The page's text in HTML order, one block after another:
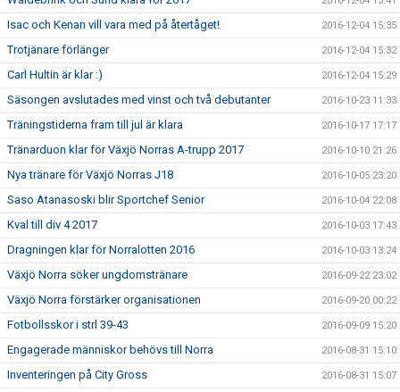
Isac och Kenan vill vara med på återtåget! 2016-12-04 15:35
Trotjänare förlänger 2016-12-04 15:32
Carl Hultin är klar :) 2016-12-04 15:29
Säsongen avslutades med vinst och två debutanter 2016-10-23 11:33
Träningstiderna fram till jul är klara 2016-10-17 17:17
Tränarduon klar för Växjö Norras A-trupp 2017 2016-10-10 21:26
Nya tränare för Växjö Norras J18 2016-10-05 23:20
Saso Atanasoski blir Sportchef Senior 2016-10-04 22:08
Kval till div 4 2017 2016-10-03 17:43
Dragningen klar för Norralotten 2016 2016-10-03 13:24
Växjö Norra söker ungdomstränare 2016-09-22 23:02
Växjö Norra förstärker organisationen 2016-09-20 00:22
Fotbollsskor i strl 39-43 2016-09-09 15:20
Engagerade människor behövs till Norra 2016-08-31 15:10
Inventeringen på City Gross 2016-08-31 15:07